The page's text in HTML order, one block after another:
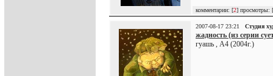
комментарии: [2] просмотры: [
2007-08-17 23:21 Студия
жадность (из серии
гуашь , А4 (2004г.)